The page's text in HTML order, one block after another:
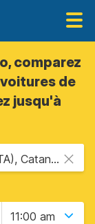
comparez
de
jusqu'à
Aéroport de Catane-Fontanarossa (CTA), Catane, Sicile
11:00 am